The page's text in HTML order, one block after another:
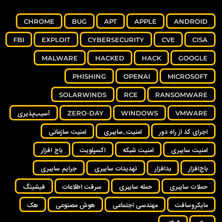
ANDROID
APPLE
APT
BUG
CHROME
CISA
CVE
CYBERSECURITY
EXPLOIT
FBI
GOOGLE
HACK
HACKED
MALWARE
MICROSOFT
OPENAI
PHISHING
RANSOMWARE
RCE
SOLARWINDS
VMWARE
WINDOWS
ZERO-DAY آسیب‌پذیری
اجرای کد از راه دور امنیت_سایبری امنیت سازمانی
امنیت سایبری امنیت شبکه اکسپلویت باج افزار
باج‌افزار بدافزار تهدیدات سایبری جرایم سایبری
حملات سایبری حمله سایبری سرقت اطلاعات فیشینگ
مایکروسافت مهندسی اجتماعی هوش مصنوعی هک